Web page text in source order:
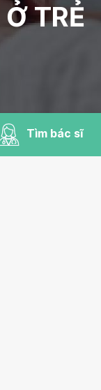
TRẺ
Tìm bác sĩ